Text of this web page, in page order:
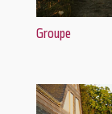
Groupe